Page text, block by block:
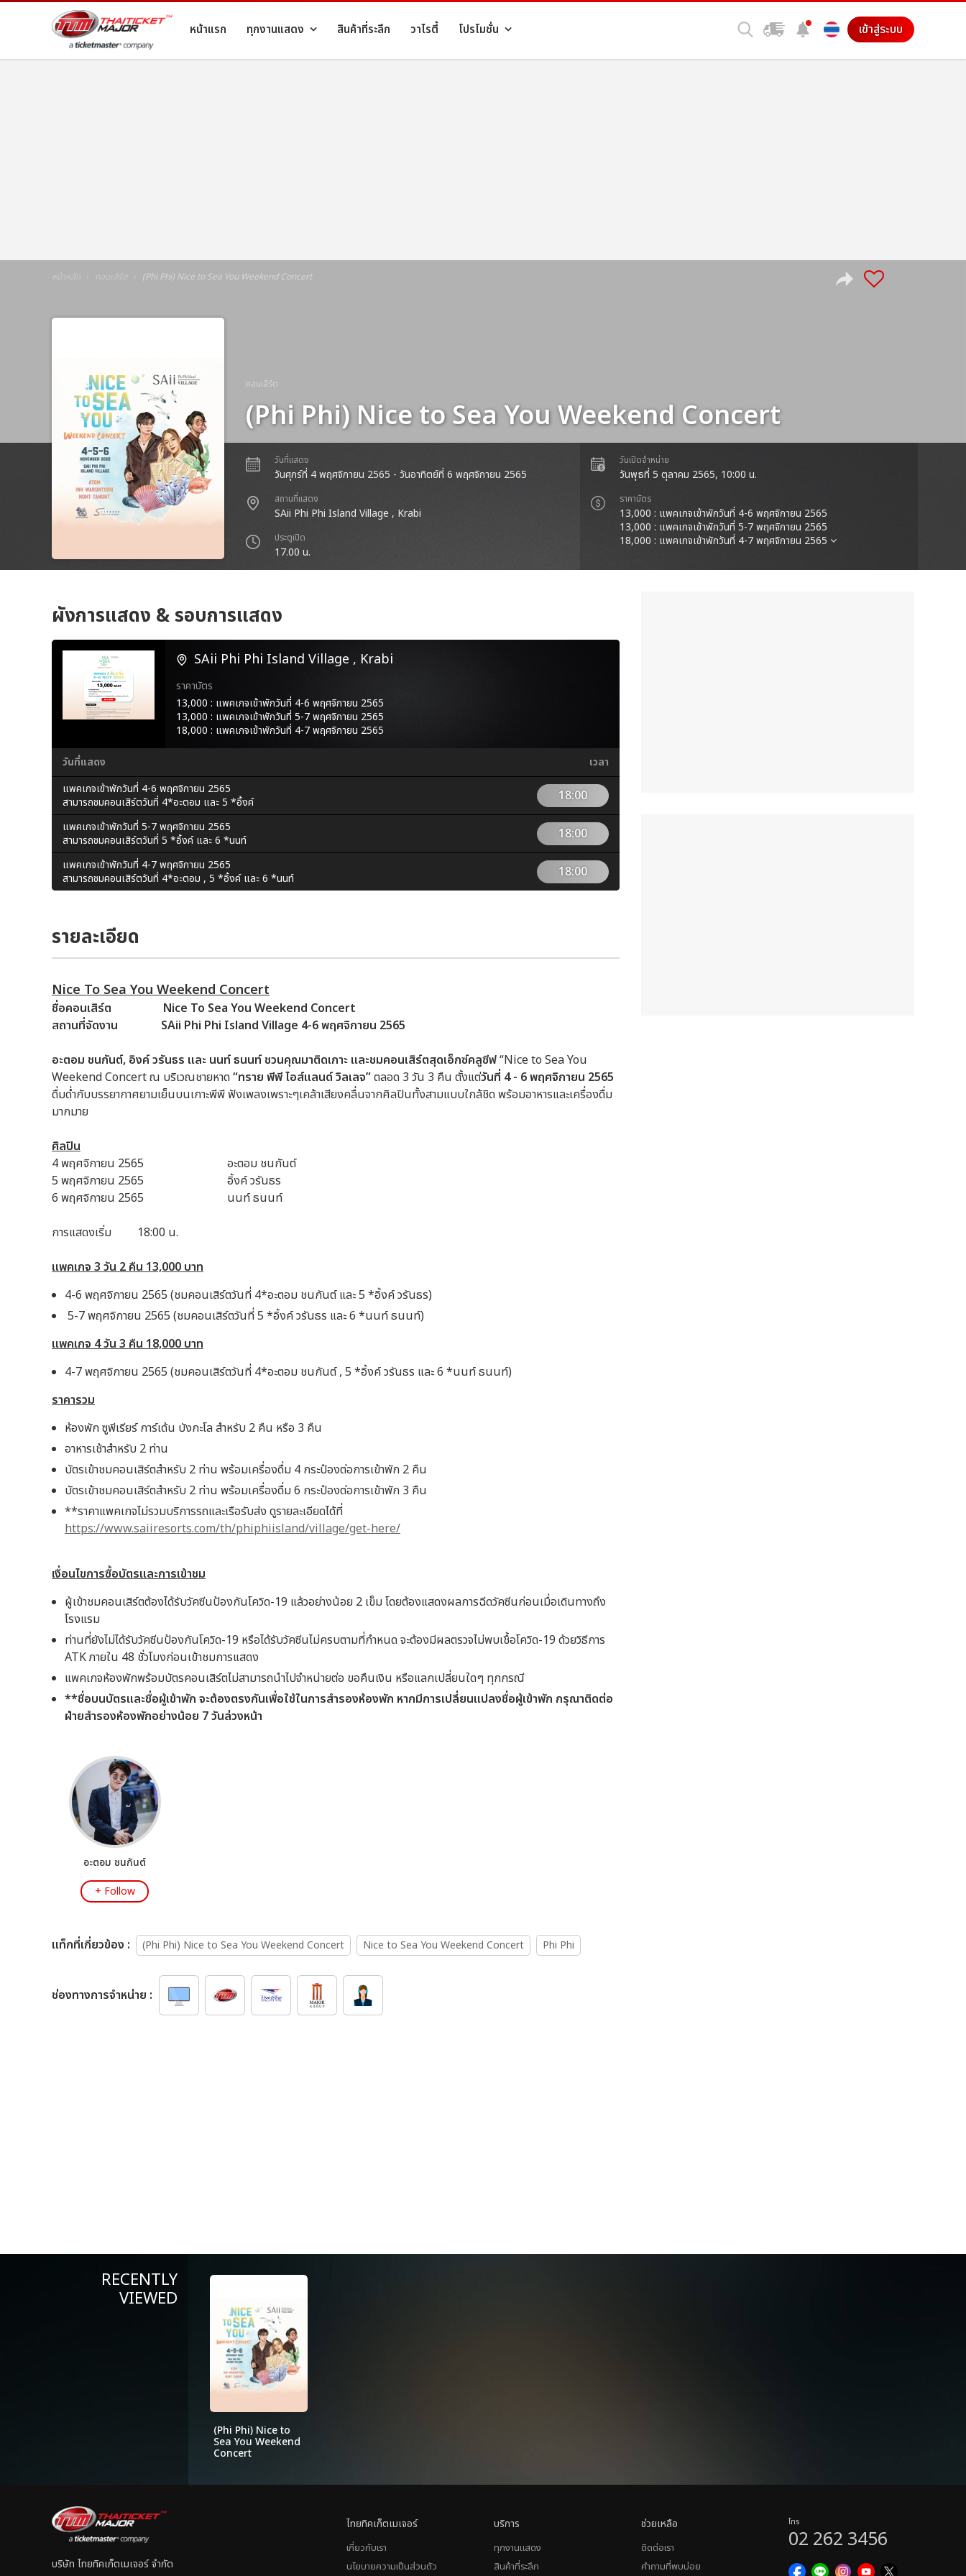
หน้าแรก ทุกงานแสดง สินค้าที่ระลึก วาไรตี้ โปรโมชั่น เข้าสู่ระบบ
(Phi Phi) Nice to Sea You Weekend Concert
คอนเสิร์ต
(Phi Phi) Nice to Sea You Weekend Concert
วันที่แสดง
วันศุกร์ที่ 4 พฤศจิกายน 2565 - วันอาทิตย์ที่ 6 พฤศจิกายน 2565
สถานที่แสดง
SAii Phi Phi Island Village , Krabi
ประตูเปิด
17.00 น.
วันเปิดจำหน่าย
วันพุธที่ 5 ตุลาคม 2565, 10:00 น.
ราคาบัตร
13,000 : แพคเกจเข้าพักวันที่ 4-6 พฤศจิกายน 2565
13,000 : แพคเกจเข้าพักวันที่ 5-7 พฤศจิกายน 2565
18,000 : แพคเกจเข้าพักวันที่ 4-7 พฤศจิกายน 2565
ผังการแสดง & รอบการแสดง
SAii Phi Phi Island Village , Krabi
ราคาบัตร
13,000 : แพคเกจเข้าพักวันที่ 4-6 พฤศจิกายน 2565
13,000 : แพคเกจเข้าพักวันที่ 5-7 พฤศจิกายน 2565
18,000 : แพคเกจเข้าพักวันที่ 4-7 พฤศจิกายน 2565
วันที่แสดง
เวลา
แพคเกจเข้าพักวันที่ 4-6 พฤศจิกายน 2565
สามารถชมคอนเสิร์ตวันที่ 4*อะตอม และ 5 *อิ้งค์
18:00
แพคเกจเข้าพักวันที่ 5-7 พฤศจิกายน 2565
สามารถชมคอนเสิร์ตวันที่ 5 *อิ้งค์ และ 6 *นนท์
18:00
แพคเกจเข้าพักวันที่ 4-7 พฤศจิกายน 2565
สามารถชมคอนเสิร์ตวันที่ 4*อะตอม , 5 *อิ้งค์ และ 6 *นนท์
18:00
รายละเอียด
Nice To Sea You Weekend Concert
ชื่อคอนเสิร์ต Nice To Sea You Weekend Concert
สถานที่จัดงาน SAii Phi Phi Island Village 4-6พฤศจิกายน 2565
อะตอม ชนกันต์, อิงค์ วรันธร และ นนท์ ธนนท์ ชวนคุณมาติดเกาะ และชมคอนเสิร์ตสุดเอ็กซ์คลูซีฟ“Nice to Sea You
Weekend Concert ณ บริเวณชายหาด “ทราย พีพี ไอส์แลนด์ วิลเลจ”ตลอด 3 วัน 3 คืน ตั้งแต่วันที่ 4 - 6 พฤศจิกายน 2565
ดื่มด่ำกับบรรยากาศยามเย็นบนเกาะพีพี ฟังเพลงเพราะๆเคล้าเสียงคลื่นจากศิลปินทั้งสามแบบใกล้ชิด พร้อมอาหารและเครื่องดื่ม
มากมาย
ศิลปิน
4 พฤศจิกายน 2565 อะตอม ชนกันต์
5 พฤศจิกายน 2565 อิ้งค์ วรันธร
6 พฤศจิกายน 2565 นนท์ ธนนท์
การแสดงเริ่ม 18:00 น.
แพคเกจ 3วัน 2คืน 13,000บาท
4-6 พฤศจิกายน 2565 (ชมคอนเสิร์ตวันที่ 4*อะตอม ชนกันต์ และ 5 *อิ้งค์ วรันธร)
5-7 พฤศจิกายน 2565 (ชมคอนเสิร์ตวันที่ 5 *อิ้งค์ วรันธร และ 6 *นนท์ ธนนท์)
แพคเกจ 4วัน 3คืน 18,000บาท
4-7 พฤศจิกายน 2565 (ชมคอนเสิร์ตวันที่ 4*อะตอม ชนกันต์ , 5 *อิ้งค์ วรันธร และ 6 *นนท์ ธนนท์)
ราคารวม
ห้องพัก ซูพีเรียร์ การ์เด้น บังกะโล สำหรับ 2 คืน หรือ 3 คืน
อาหารเช้าสำหรับ 2 ท่าน
บัตรเข้าชมคอนเสิร์ตสำหรับ 2 ท่าน พร้อมเครื่องดื่ม 4 กระป๋องต่อการเข้าพัก 2 คืน
บัตรเข้าชมคอนเสิร์ตสำหรับ 2 ท่าน พร้อมเครื่องดื่ม 6 กระป๋องต่อการเข้าพัก 3 คืน
**ราคาแพคเกจไม่รวมบริการรถและเรือรับส่ง ดูรายละเอียดได้ที่
https://www.saiiresorts.com/th/phiphiisland/village/get-here/
เงื่อนไขการซื้อบัตรและการเข้าชม
ผู้เข้าชมคอนเสิร์ตต้องได้รับวัคซีนป้องกันโควิด-19 แล้วอย่างน้อย 2 เข็ม โดยต้องแสดงผลการฉีดวัคซีนก่อนเมื่อเดินทางถึง
โรงแรม
ท่านที่ยังไม่ได้รับวัคซีนป้องกันโควิด-19 หรือได้รับวัคซีนไม่ครบตามที่กำหนด จะต้องมีผลตรวจไม่พบเชื้อโควิด-19 ด้วยวิธีการ
ATK ภายใน 48 ชั่วโมงก่อนเข้าชมการแสดง
แพคเกจห้องพักพร้อมบัตรคอนเสิร์ตไม่สามารถนำไปจำหน่ายต่อ ขอคืนเงิน หรือแลกเปลี่ยนใดๆ ทุกกรณี
**ชื่อบนบัตรและชื่อผู้เข้าพัก จะต้องตรงกันเพื่อใช้ในการสำรองห้องพัก หากมีการเปลี่ยนแปลงชื่อผู้เข้าพัก กรุณาติดต่อ
ฝ่ายสำรองห้องพักอย่างน้อย 7 วันล่วงหน้า
อะตอม ชนกันต์
+ Follow
เเท็กที่เกี่ยวข้อง : (Phi Phi) Nice to Sea You Weekend Concert Nice to Sea You Weekend Concert Phi Phi
ช่องทางการจำหน่าย :
RECENTLY
VIEWED
(Phi Phi) Nice to
Sea You Weekend
Concert
บริษัท ไทยทิคเก็ตเมเจอร์ จำกัด
ไทยทิคเก็ตเมเจอร์
เกี่ยวกับเรา
นโยบายความเป็นส่วนตัว
บริการ
ทุกงานแสดง
สินค้าที่ระลึก
ช่วยเหลือ
ติดต่อเรา
คำถามที่พบบ่อย
โทร
02 262 3456